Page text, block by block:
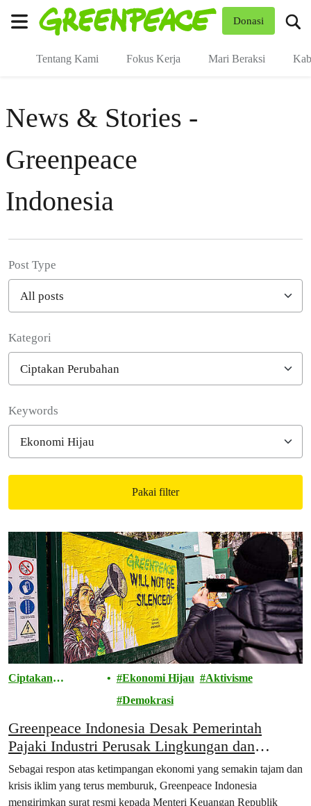
Donasi
Tentang Kami Fokus Kerja Mari Beraksi
News & Stories -
Greenpeace
Indonesia
Post Type
Kategori
Keywords
Pakai filter
Filtered results
Ciptakan
Ekonomi Hijau
Aktivisme
Demokrasi
Greenpeace Indonesia Desak Pemerintah
Pajaki Industri Perusak Lingkungan dan
Kelompok Super-Kaya
Sebagai respon atas ketimpangan ekonomi yang semakin tajam dan
krisis iklim yang terus memburuk, Greenpeace Indonesia
mengirimkan surat resmi kepada Menteri Keuangan Republik